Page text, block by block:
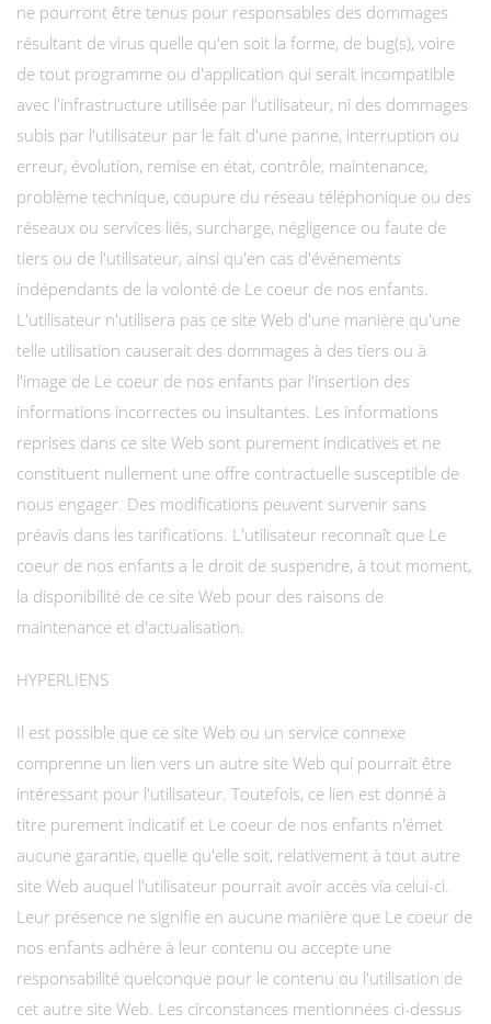
ne pourront être tenus pour responsables des dommages
résultant de virus quelle qu'en soit la forme, de bug(s), voire
de tout programme ou d'application qui serait incompatible
avec l'infrastructure utilisée par l'utilisateur, ni des dommages
subis par l'utilisateur par le fait d'une panne, interruption ou
erreur, évolution, remise en état, contrôle, maintenance,
problème technique, coupure du réseau téléphonique ou des
réseaux ou services liés, surcharge, négligence ou faute de
tiers ou de l'utilisateur, ainsi qu'en cas d'événements
indépendants de la volonté de Le coeur de nos enfants.
L'utilisateur n'utilisera pas ce site Web d'une manière qu'une
telle utilisation causerait des dommages à des tiers ou à
l'image de Le coeur de nos enfants par l'insertion des
informations incorrectes ou insultantes. Les informations
reprises dans ce site Web sont purement indicatives et ne
constituent nullement une offre contractuelle susceptible de
nous engager. Des modifications peuvent survenir sans
préavis dans les tarifications. L'utilisateur reconnaît que Le
coeur de nos enfants a le droit de suspendre, à tout moment,
la disponibilité de ce site Web pour des raisons de
maintenance et d'actualisation.
HYPERLIENS
Il est possible que ce site Web ou un service connexe
comprenne un lien vers un autre site Web qui pourrait être
intéressant pour l'utilisateur. Toutefois, ce lien est donné à
titre purement indicatif et Le coeur de nos enfants n'émet
aucune garantie, quelle qu'elle soit, relativement à tout autre
site Web auquel l'utilisateur pourrait avoir accès via celui-ci.
Leur présence ne signifie en aucune manière que Le coeur de
nos enfants adhère à leur contenu ou accepte une
responsabilité quelconque pour le contenu ou l'utilisation de
cet autre site Web. Les circonstances mentionnées ci-dessus